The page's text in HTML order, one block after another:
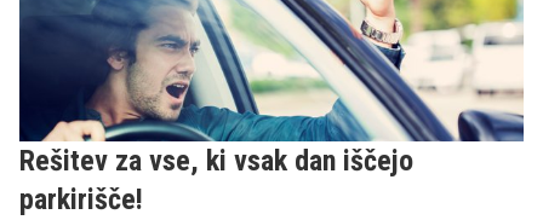
Rešitev za vse, ki vsak dan iščejo
parkirišče!